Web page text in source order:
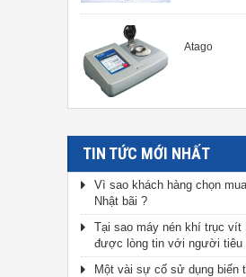
Atago
TIN TỨC MỚI NHẤT
Vì sao khách hàng chọn
Nhật bãi ?
Tại sao máy nén khí trục vít
được lòng tin với người tiêu
Một vài sự cố sử dụng biến